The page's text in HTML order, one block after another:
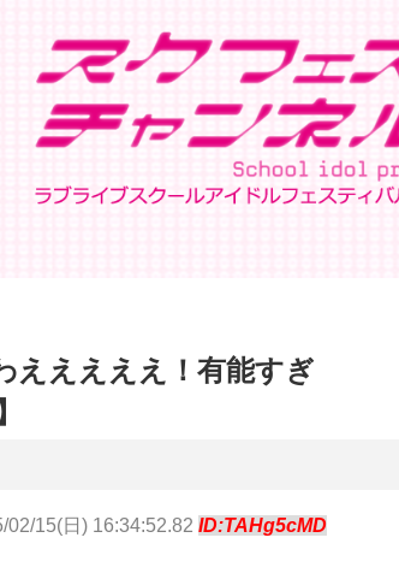
えええええ！有能すぎ
02/15(日) 16:34:52.82 ID:TAHg5cMD